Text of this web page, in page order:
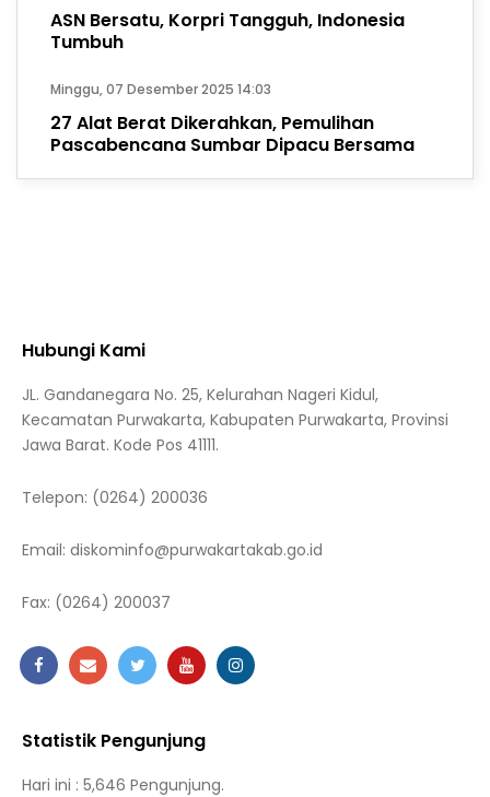
ASN Bersatu, Korpri Tangguh, Indonesia
Tumbuh
Minggu, 07 Desember 2025 14:03
27 Alat Berat Dikerahkan, Pemulihan
Pascabencana Sumbar Dipacu Bersama
Hubungi Kami
JL. Gandanegara No. 25, Kelurahan Nageri Kidul,
Kecamatan Purwakarta, Kabupaten Purwakarta, Provinsi
Jawa Barat. Kode Pos 41111.
Telepon: (0264) 200036
Email: diskominfo@purwakartakab.go.id
Fax: (0264) 200037
Statistik Pengunjung
Hari ini : 5,646 Pengunjung.